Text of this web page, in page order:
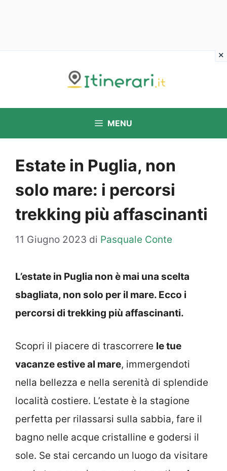
MENU
Estate in Puglia, non
solo mare: i percorsi
trekking più affascinanti
11 Giugno 2023 di Pasquale Conte
L’estate in Puglia non è mai una scelta
sbagliata, non solo per il mare. Ecco i
percorsi di trekking più affascinanti.
Scopri il piacere di trascorrere le tue
vacanze estive al mare, immergendoti
nella bellezza e nella serenità di splendide
località costiere. L’estate è la stagione
perfetta per rilassarsi sulla sabbia, fare il
bagno nelle acque cristalline e godersi il
sole. Se stai cercando un luogo da visitare